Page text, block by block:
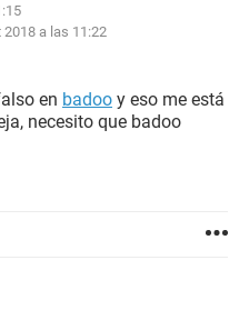
2018 a las 11:22
en badoo y eso me está
necesito que badoo